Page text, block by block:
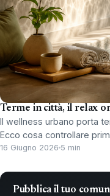
Terme in città, il relax
Il wellness urbano porta
Ecco cosa controllare
16 Giugno 2026 5 min
Pubblica il tuo